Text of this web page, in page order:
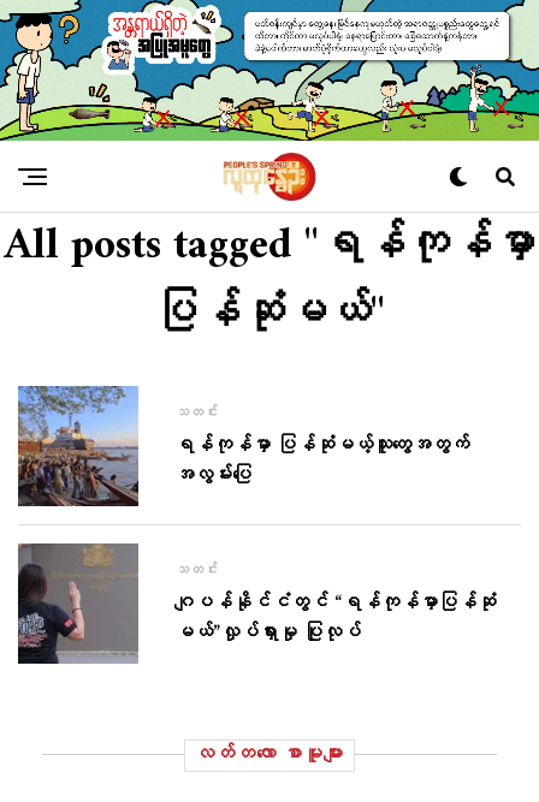
All posts tagged "ရန်ကုန်မှာ
ပြန်ဆုံမယ်"
သတင်း
ရန်ကုန်မှာ ပြန်ဆုံမယ့်သူတွေအတွက်
အလွမ်းပြေ
သတင်း
ဂျပန်နိုင်ငံတွင် “ရန်ကုန်မှာပြန်ဆုံ
မယ်”လှုပ်ရှားမှု ပြုလုပ်
လတ်တ‌လော စာမူများ